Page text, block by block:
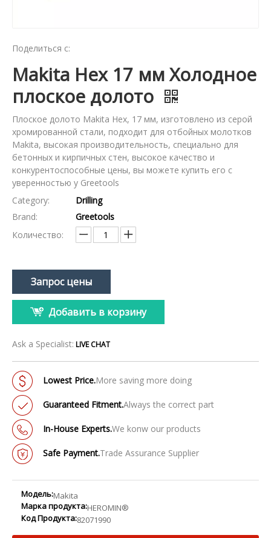
Поделиться с:
Makita Hex 17 мм Холодное
плоское долото
Плоское долото Makita Hex, 17 мм, изготовлено из серой
хромированной стали, подходит для отбойных молотков
Makita, высокая производительность, специально для
бетонных и кирпичных стен, высокое качество и
конкурентоспособные цены, вы можете купить его с
уверенностью у Greetools
Category:
Drilling
Brand:
Greetools
Количество:
Запрос цены
Добавить в корзину
Ask a Specialist: LIVE CHAT
Lowest Price.More saving more doing
Guaranteed Fitment.Always the correct part
In-House Experts.We konw our products
Safe Payment.Trade Assurance Supplier
Модель:Makita
Марка продукта:HEROMIN®
Код Продукта:82071990